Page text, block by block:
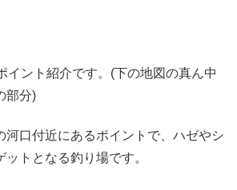
イント紹介です。(下の地図の真ん中
部分)
河口付近にあるポイントで、ハゼやシ
トとなる釣り場です。